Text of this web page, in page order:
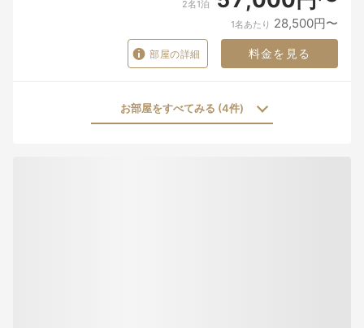
2名1泊
1名あたり 28,500円〜
部屋の詳細 料金を見る
お部屋をすべてみる (4件)